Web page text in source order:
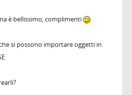
è bellissimo, complimenti
si possono importare oggetti in